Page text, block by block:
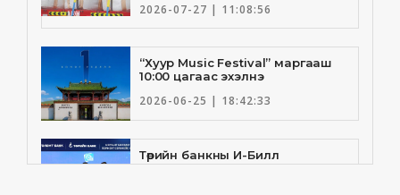
2026-07-27 | 11:08:56
“Хуур Music Festival” маргааш
10:00 цагаас эхэлнэ
2026-06-25 | 18:42:33
Төрийн банкны И-Билл
үйлчилгээнд Голомт банк